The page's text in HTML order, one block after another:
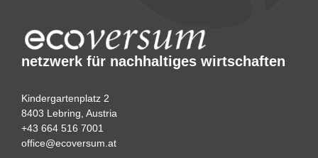
netzwerk für nachhaltiges wirtschaften
Kindergartenplatz 2
8403 Lebring, Austria
+43 664 516 7001
office@ecoversum.at